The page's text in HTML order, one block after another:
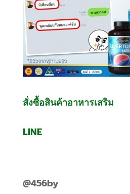
สั่งซื้อสินค้าอาหารเสริม
LINE
@456by